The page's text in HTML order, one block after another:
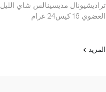
تراديشيونال مديسينالس شاي الليل
العضوي 16 كيس24 غرام
المزيد